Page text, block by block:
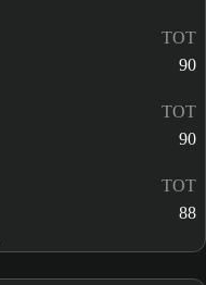
TOT
90
TOT
90
TOT
88